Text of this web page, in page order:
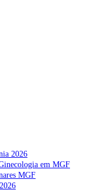
do ouvido com
sobre eventual gestão
no novo sistema de
que precisa?
na 79.ª World Health
2026
em MGF
MGF